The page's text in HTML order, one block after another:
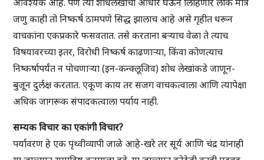
जणु काही तो निष्कर्ष ठामपणे सिद्ध झालाच आहे असे गृहीत धरून
वाचकांना एकप्रकारे फसवतात. तसे करताना बऱ्याच वेळा ते त्याच
विषयावरच्या इतर, विरोधी निष्कर्ष काढणाऱ्या, किंवा कोणत्याच
निष्कर्षापर्यंत न पोचणाऱ्या (इन-कन्क्लूजिव) शोध लेखांकडे जाणून-
बुजून दुर्लक्ष करतात. एकूण काय तर सजग वाचकत्वाला आणि त्यापेक्षा
अधिक जागरूक संपादकत्वाला पर्याय नाही.
सम्यक विचार का एकांगी विचार?
पर्यावरण हे एक पृथ्वीव्यापी जाळे आहे-खरे तर सूर्य आणि चंद्र यांनाही